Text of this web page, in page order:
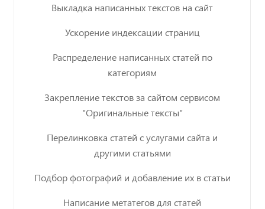
Выкладка написанных текстов на сайт
Ускорение индексации страниц
Распределение написанных статей по
категориям
Закрепление текстов за сайтом сервисом
"Оригинальные тексты"
Перелинковка статей с услугами сайта и
другими статьями
Подбор фотографий и добавление их в статьи
Написание метатегов для статей